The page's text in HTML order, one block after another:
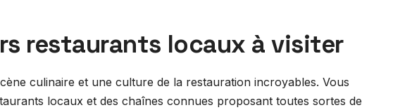
restaurants locaux à visiter
culinaire et une culture de la restauration incroyables. Vous
locaux et des chaînes connues proposant toutes sortes de